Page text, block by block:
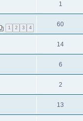
1
1 2 3 4 60
14
6
2
13